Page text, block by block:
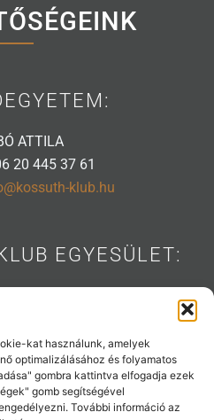
kat használunk, amelyek
optimalizálásához és folyamatos
gombra kattintva elfogadja ezek
gomb segítségével
További információ az
ATTILA
20 445 37 61
klub.hu
EGYESÜLET:
klub.hu